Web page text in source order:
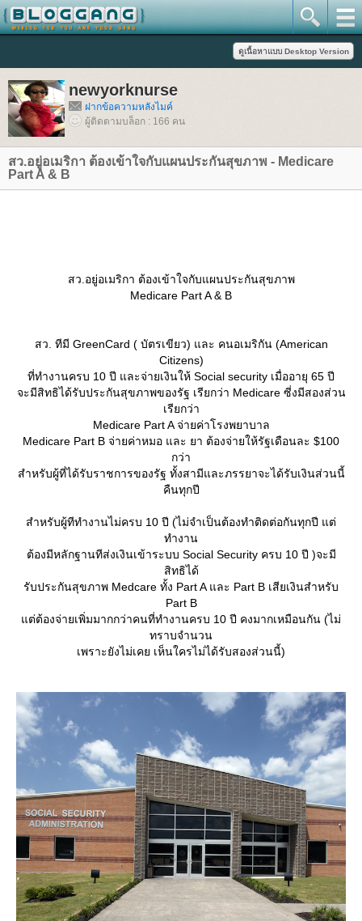
newyorknurse
ฝากข้อความหลังไมค์
ผู้ติดตามบล็อก : 166 คน
สว.อยู่อเมริกา ต้องเข้าใจกับแผนประกันสุขภาพ - Medicare
Part A & B
สว.อยู่อเมริกา ต้องเข้าใจกับแผนประกันสุขภาพ
Medicare Part A & B
สว. ทีมี ​GreenCard ( บัตรเขียว) และ คนอเมริกัน (​American
Citizens)
ที่ทำงานครบ 10 ปี และจ่ายเงินให้ Social security เมื่ออายุ 65 ปี
จะมีสิทธิได้รับประกันสุขภาพของรัฐ เรียกว่า Medicare ซี่งมีสองส่วน
เรียกว่า
Medicare Part A จ่ายค่าโรงพยาบาล
Medicare Part B จ่ายค่าหมอ และ ยา ต้องจ่ายให้รัฐเดือนละ $100
กว่า
สำหรับผู้ที่ได้รับราชการของรัฐ ทั้งสามีและภรรยาจะได้รับเงินส่วนนี้
คืนทุกปี
สำหรับผู้ทีทำงานไม่ครบ 10 ปี (ไม่จำเป็นต้องทำติดต่อกันทุกปี แต่
ทำงาน
ต้องมีหลักฐานทีส่งเงินเข้าระบบ Social Security ครบ 10 ปี )จะมี
สิทธิได้
รับประกันสุขภาพ Medcare ทั้ง Part A และ Part B เสียเงินสำหรับ
Part B
ต่ต้องจ่ายเพิ่มมากกว่าคนที่ทำงานครบ 10 ปี คงมากเหมือนกัน (ไม่
ทราบจำนวน
เพราะยังไม่เคย เห็นใครไม่ได้รับสองส่วนนี้)